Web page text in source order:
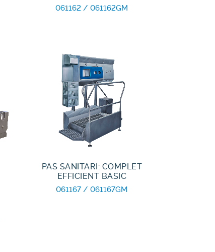
061162 / 061162GM
PAS SANITARI: COMPLET
EFFICIENT BASIC
061167 / 061167GM